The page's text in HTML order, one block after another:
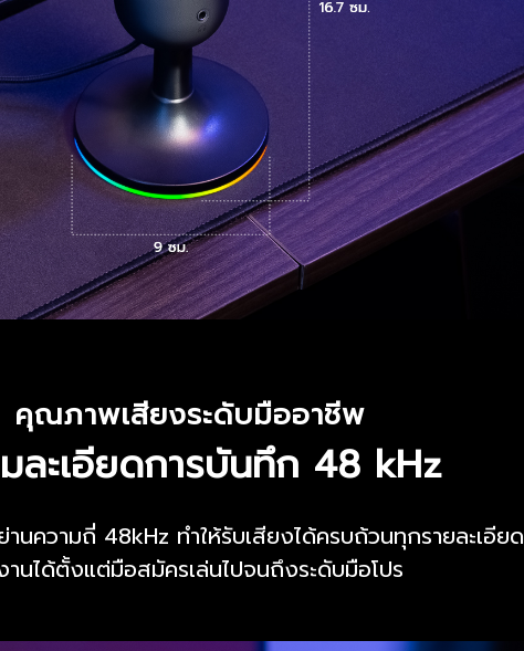
คุณภาพเสียงระดับมืออาชีพ
ละเอียดการบันทึก 48 kHz
นความถี่ 48kHz ทำให้รับเสียงได้ครบถ้วนทุกรายละเอียด
านได้ตั้งแต่มือสมัครเล่นไปจนถึงระดับมือโปร